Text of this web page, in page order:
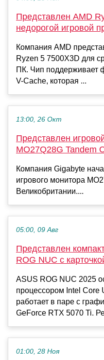
Представлен AMD
недорогой игровой
Компания AMD
Ryzen 5 7500X3D для
ПК. Чип поддерживает
V-Cache, которая ...
13:00, 26 Окт
Представлен
MO27Q28G Tandem
Компания Gigabyte
игрового монитора
Великобритании....
05:00, 09 Авг
Представлен
ROG NUC с
ASUS ROG NUC 2025
процессором Intel Core
работает в паре с
GeForce RTX 5070 Ti.
01:00, 28 Ноя